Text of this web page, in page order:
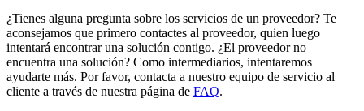
¿Tienes alguna pregunta sobre los servicios de un proveedor? Te
aconsejamos que primero contactes al proveedor, quien luego
intentará encontrar una solución contigo. ¿El proveedor no
encuentra una solución? Como intermediarios, intentaremos
ayudarte más. Por favor, contacta a nuestro equipo de servicio al
cliente a través de nuestra página de FAQ.